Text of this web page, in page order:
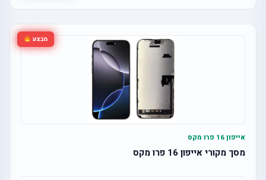
מבצע
אייפון 16 פרו מקס
מסך מקורי אייפון 16 פרו מקס